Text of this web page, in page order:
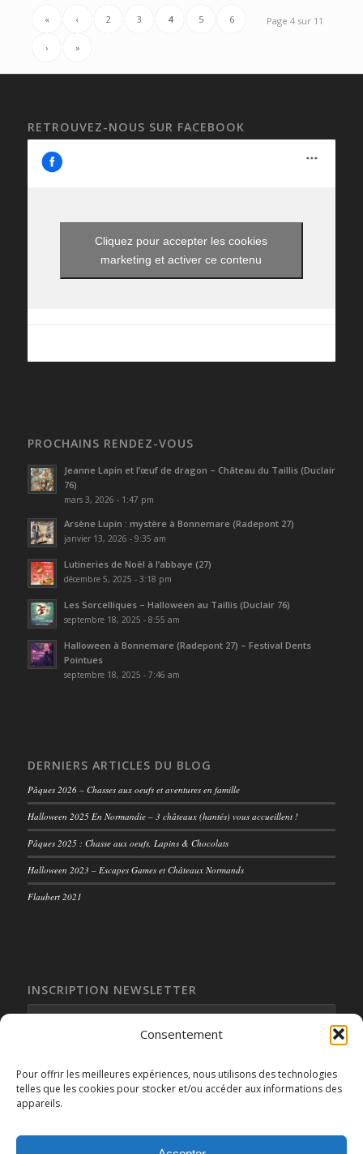
Consentement
Pour offrir les meilleures expériences, nous utilisons des technologies
telles que les cookies pour stocker et/ou accéder aux informations des
appareils.
Page 4 sur 11
« ‹ 2 3 4 5 6
› »
RETROUVEZ-NOUS SUR FACEBOOK
Cliquez pour accepter les cookies
marketing et activer ce contenu
PROCHAINS RENDEZ-VOUS
Jeanne Lapin et l’œuf de dragon – Château du Taillis (Duclair
76)
mars 3, 2026 - 1:47 pm
Arsène Lupin : mystère à Bonnemare (Radepont 27)
janvier 13, 2026 - 9:35 am
Lutineries de Noël à l’abbaye (27)
décembre 5, 2025 - 3:18 pm
Les Sorcelliques – Halloween au Taillis (Duclair 76)
septembre 18, 2025 - 8:55 am
Halloween à Bonnemare (Radepont 27) – Festival Dents
Pointues
septembre 18, 2025 - 7:46 am
DERNIERS ARTICLES DU BLOG
Pâques 2026 – Chasses aux oeufs et aventures en famille
Halloween 2025 En Normandie – 3 châteaux (hantés) vous accueillent !
Pâques 2025 : Chasse aux oeufs, Lapins & Chocolats
Halloween 2023 – Escapes Games et Châteaux Normands
Flaubert 2021
INSCRIPTION NEWSLETTER